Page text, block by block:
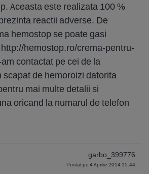
Aceasta este realizata 100 %
reactii adverse. De
hemostop se poate gasi
hemostop.ro/crema-pentru-
contactat pe cei de la
scapat de hemoroizi datorita
mai multe detalii si
oricand la numarul de telefon
garbo_399776
Postat pe 4 Aprilie 2014 15:44